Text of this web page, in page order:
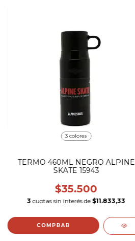
3 colores
TERMO 460ML NEGRO ALPINE
SKATE 15943
$35.500
3 cuotas sin interés de $11.833,33
COMPRAR